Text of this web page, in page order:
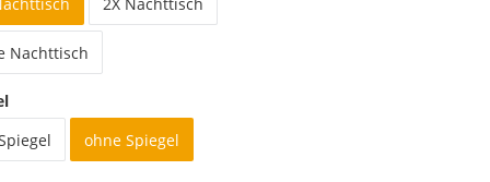
Nachttisch
ohne Spiegel